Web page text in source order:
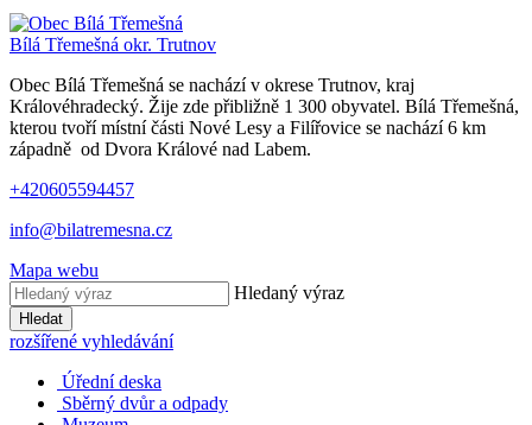
Bílá Třemešná okr. Trutnov
Obec Bílá Třemešná se nachází v okrese Trutnov, kraj
Královéhradecký. Žije zde přibližně 1 300 obyvatel. Bílá Třemešná,
kterou tvoří místní části Nové Lesy a Filířovice se nachází 6 km
západně od Dvora Králové nad Labem.
+420605594457
info@bilatremesna.cz
Mapa webu
Hledaný výraz
Hledat
rozšířené vyhledávání
Úřední deska
Sběrný dvůr a odpady